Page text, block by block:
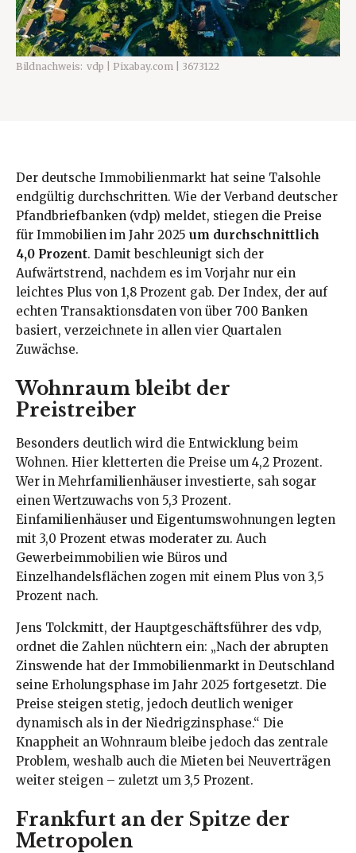
Bildnachweis: vdp | Pixabay.com | 3673122
Der deutsche Immobilienmarkt hat seine Talsohle
endgültig durchschritten. Wie der Verband deutscher
Pfandbriefbanken (vdp) meldet, stiegen die Preise
für Immobilien im Jahr 2025 um durchschnittlich
4,0 Prozent. Damit beschleunigt sich der
Aufwärtstrend, nachdem es im Vorjahr nur ein
leichtes Plus von 1,8 Prozent gab. Der Index, der auf
echten Transaktionsdaten von über 700 Banken
basiert, verzeichnete in allen vier Quartalen
Zuwächse.
Wohnraum bleibt der
Preistreiber
Besonders deutlich wird die Entwicklung beim
Wohnen. Hier kletterten die Preise um 4,2 Prozent.
Wer in Mehrfamilienhäuser investierte, sah sogar
einen Wertzuwachs von 5,3 Prozent.
Einfamilienhäuser und Eigentumswohnungen legten
mit 3,0 Prozent etwas moderater zu. Auch
Gewerbeimmobilien wie Büros und
Einzelhandelsflächen zogen mit einem Plus von 3,5
Prozent nach.
Jens Tolckmitt, der Hauptgeschäftsführer des vdp,
ordnet die Zahlen nüchtern ein: „Nach der abrupten
Zinswende hat der Immobilienmarkt in Deutschland
seine Erholungsphase im Jahr 2025 fortgesetzt. Die
Preise steigen stetig, jedoch deutlich weniger
dynamisch als in der Niedrigzinsphase.“ Die
Knappheit an Wohnraum bleibe jedoch das zentrale
Problem, weshalb auch die Mieten bei Neuverträgen
weiter steigen – zuletzt um 3,5 Prozent.
Frankfurt an der Spitze der
Metropolen